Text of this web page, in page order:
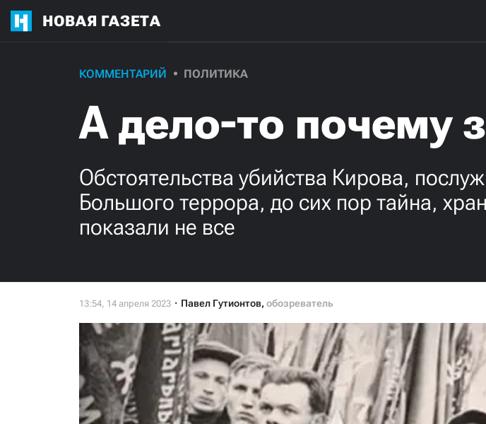
НОВАЯ ГАЗЕТА
КОММЕНТАРИЙ ПОЛИТИКА
А дело-то почему
Обстоятельства убийства Кирова,
Большого террора, до сих пор тайна,
показали не все
Павел Гутионтов, обозреватель